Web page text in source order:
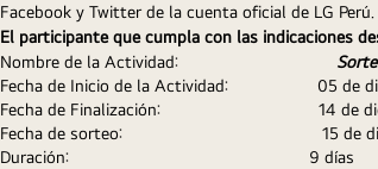
Facebook y Twitter de la cuenta oficial de LG Perú.
El participante que cumpla con las indicaciones
Nombre de la Actividad:
Fecha de Inicio de la Actividad:
05 de
Fecha de Finalización:
14 de
Fecha de sorteo:                                          15
Duración:
9 días